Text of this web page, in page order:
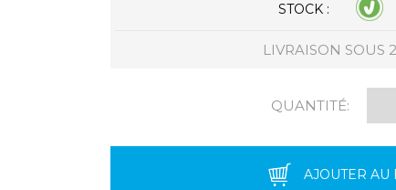
STOCK :
LIVRAISON SOUS
QUANTITÉ:
AJOUTER AU